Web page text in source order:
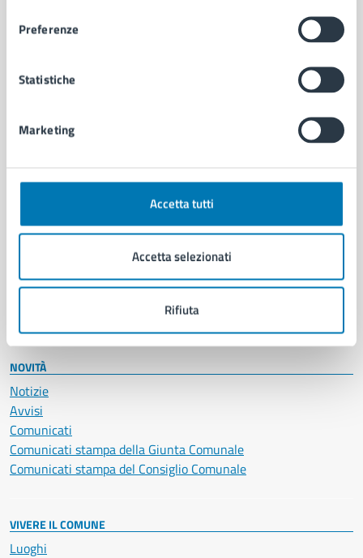
Preferenze
Statistiche
Marketing
Accetta tutti
Accetta selezionati
Rifiuta
Intranet, posta aziendale e protocollo
Anagrafe e stato civile
Giustizia e sicurezza pubblica
Salute, benessere e assistenza
Servizi Cimiteriali
NOVITÀ
Notizie
Avvisi
Comunicati
Comunicati stampa della Giunta Comunale
Comunicati stampa del Consiglio Comunale
VIVERE IL COMUNE
Luoghi